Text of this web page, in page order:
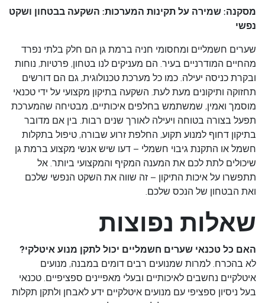
מסקנה: שמירה על תקינות המערכות: השקעה בבטחון ושקט
נפשי
שערים חשמליים ומחסומי חניה ברמת גן הם חלק בלתי נפרד
מהחיים המודרניים בעיר. הם מעניקים לנו בטחון, פרטיות, נוחות
ובקרת כניסה יעילה. כמו כל מערכת טכנולוגית, גם הם דורשים
תחזוקה ותיקונים מעת לעת. השקעה בתיקון מקצועי על ידי טכנאי
מוסמך ואמין, שמשתמש בחלפים איכותיים, מבטיחה שהמערכת
תפעל בצורה בטוחה ויעילה לאורך שנים רבות. בין אם מדובר
בתיקון דחוף למנוע תקוע, החלפת זרוע שבורה, טיפול בתקלות
חשמל או התקנת גיבוי חשמלי – דעו שיש אנשי מקצוע ברמת גן
שיכולים לתת לכם את המענה המקיף והמקצועי ביותר. אל
תתפשרו על איכות התיקון – זה שווה את השקט הנפשי שלכם
ואת הבטחון של הנכס שלכם.
שאלות נפוצות
האם כל טכנאי שערים חשמליים יכול לתקן מנוע איטלקי?
לא בהכרח. למרות שמנועים רבים דומים במבנה, מנועים
איטלקיים נחשבים לאיכותיים ובעלי מאפיינים ספציפיים. טכנאי
בעל ניסיון ספציפי עם מנועים איטלקיים ידע לאבחן ולתקן תקלות